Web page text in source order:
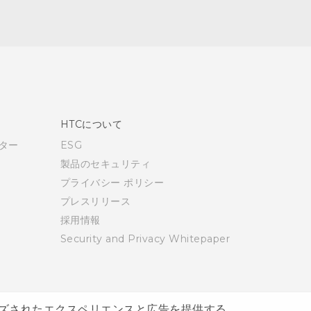
ー
HTCについて
ESG
製品のセキュリティ
プライバシー ポリシー
プレスリリース
採用情報
Security and Privacy Whitepaper